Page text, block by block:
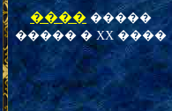
���������
����� � XX ����